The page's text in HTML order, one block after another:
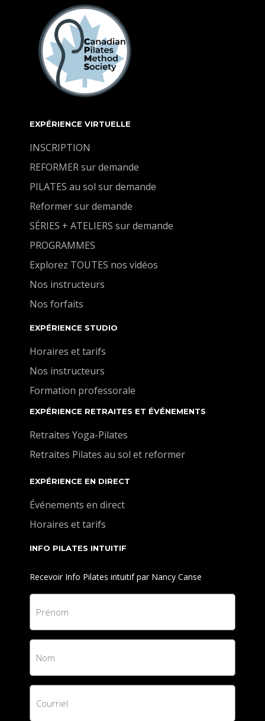
EXPÉRIENCE VIRTUELLE
INSCRIPTION
REFORMER sur demande
PILATES au sol sur demande
Reformer sur demande
SÉRIES + ATELIERS sur demande
PROGRAMMES
Explorez TOUTES nos vidéos
Nos instructeurs
Nos forfaits
EXPÉRIENCE STUDIO
Horaires et tarifs
Nos instructeurs
Formation professorale
EXPÉRIENCE RETRAITES ET ÉVÉNEMENTS
Retraites Yoga-Pilates
Retraites Pilates au sol et reformer
EXPÉRIENCE EN DIRECT
Événements en direct
Horaires et tarifs
INFO PILATES INTUITIF
Recevoir Info Pilates intuitif par Nancy Canse